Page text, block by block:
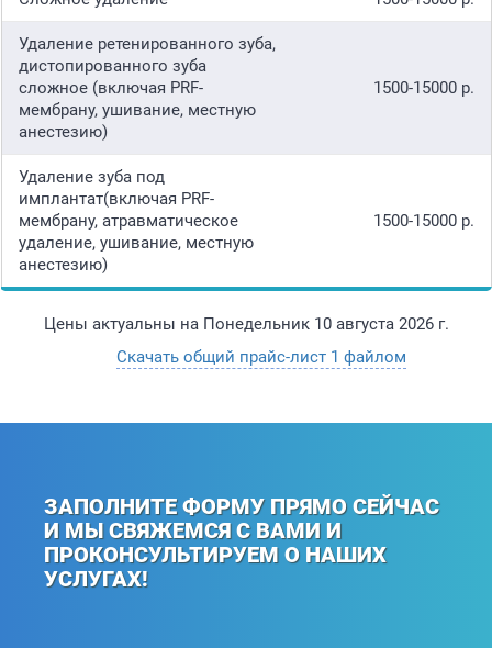
Удаление ретенированного зуба,
дистопированного зуба
сложное (включая PRF-
мембрану, ушивание, местную
анестезию)
1500-15000 р.
Удаление зуба под
имплантат(включая PRF-
мембрану, атравматическое
удаление, ушивание, местную
анестезию)
1500-15000 р.
Цены актуальны на Понедельник 10 августа 2026 г.
Скачать общий прайс-лист 1 файлом
ЗАПОЛНИТЕ ФОРМУ ПРЯМО СЕЙЧАС
И МЫ СВЯЖЕМСЯ С ВАМИ И
ПРОКОНСУЛЬТИРУЕМ О НАШИХ
УСЛУГАХ!